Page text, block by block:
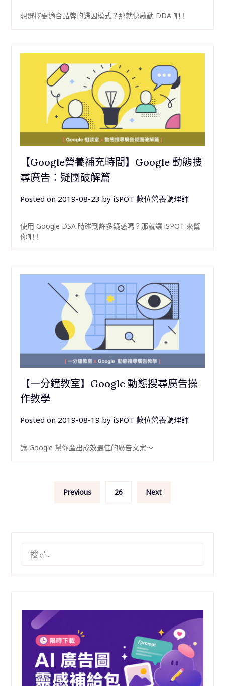
想選擇更適合品牌的歸因模式？那就快啟動 DDA 吧！
【Google營養補充時間】Google 動態搜
尋廣告：疑團破解篇
Posted on 2019-08-23 by iSPOT 數位營養調理師
使用 Google DSA 時碰到許多疑惑嗎？那就讓 iSPOT 來幫
你吧！
【一分鐘教室】Google 動態搜尋廣告操
作教學
Posted on 2019-08-19 by iSPOT 數位營養調理師
讓 Google 幫你產出成效最佳的廣告文案～
頁
Previous 26 Next